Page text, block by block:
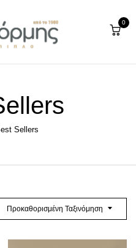
0
Sellers
Προκαθορισμένη Ταξινόμηση